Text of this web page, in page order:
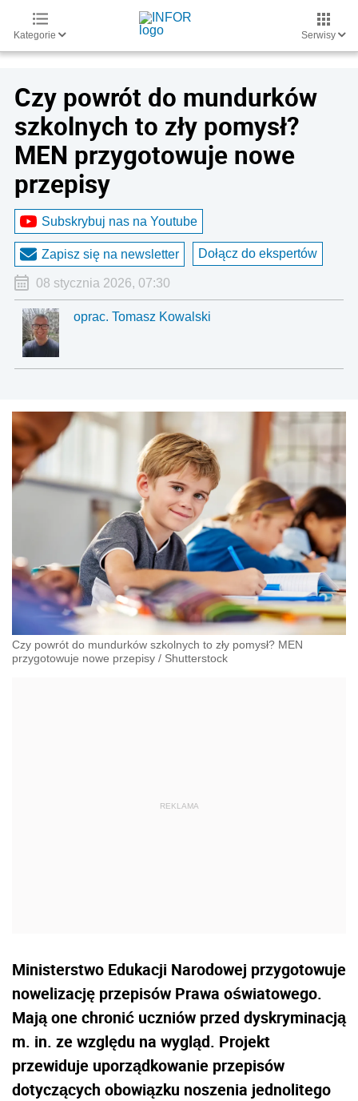
Kategorie Serwisy
Czy powrót do mundurków
szkolnych to zły pomysł?
MEN przygotowuje nowe
przepisy
Subskrybuj nas na Youtube
Zapisz się na newsletter Dołącz do ekspertów
08 stycznia 2026, 07:30
oprac. Tomasz Kowalski
Czy powrót do mundurków szkolnych to zły pomysł? MEN
przygotowuje nowe przepisy / Shutterstock
Ministerstwo Edukacji Narodowej przygotowuje
nowelizację przepisów Prawa oświatowego.
Mają one chronić uczniów przed dyskryminacją
m. in. ze względu na wygląd. Projekt
przewiduje uporządkowanie przepisów
dotyczących obowiązku noszenia jednolitego